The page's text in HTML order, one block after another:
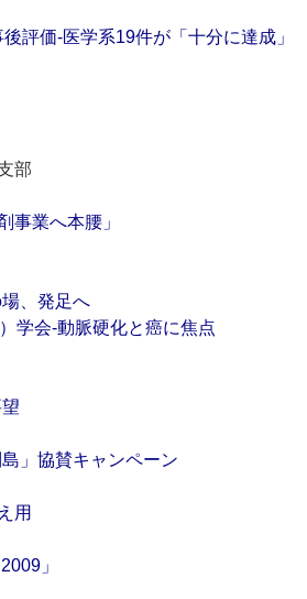
評価‐医学系19件が「十分に達成」
部
事業へ本腰」
、発足へ
学会‐動脈硬化と癌に焦点
」協賛キャンペーン
用
」